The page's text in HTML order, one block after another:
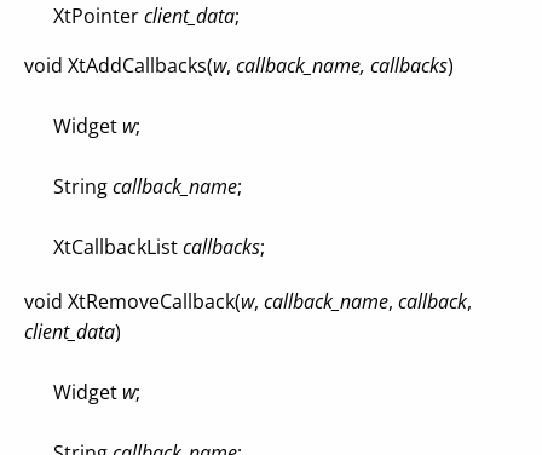
XtPointerclient_data;
void XtAddCallbacks(w, callback_name, callbacks)
Widget w;
Stringcallback_name;
XtCallbackListcallbacks;
void XtRemoveCallback(w, callback_name, callback,
client_data)
Widget w;